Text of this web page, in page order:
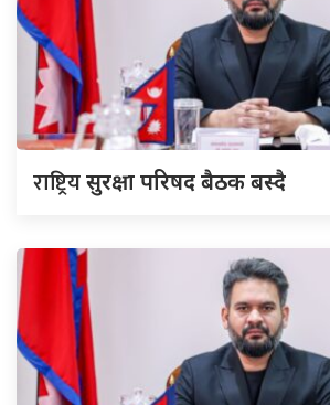
राष्ट्रियसुरक्षा परिषद बैठक बस्दै